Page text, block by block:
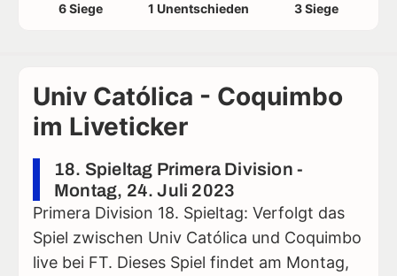
6 Siege 1 Unentschieden 3 Siege
Univ Católica - Coquimbo
im Liveticker
18. Spieltag Primera Division -
Montag, 24. Juli 2023
Primera Division 18. Spieltag: Verfolgt das
Spiel zwischen Univ Católica und Coquimbo
live bei FT. Dieses Spiel findet am Montag,